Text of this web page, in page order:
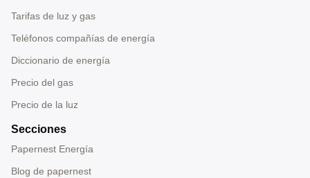
Tarifas de luz y gas
Teléfonos compañías de energía
Diccionario de energía
Precio del gas
Precio de la luz
Secciones
Papernest Energía
Blog de papernest